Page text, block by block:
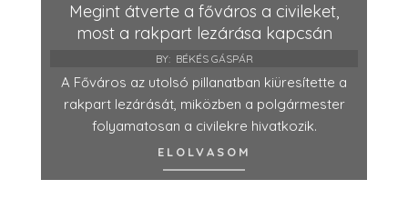
Megint átverte a főváros a civileket,
most a rakpart lezárása kapcsán
BY: BÉKÉS GÁSPÁR
A Főváros az utolsó pillanatban kiüresítette a
rakpart lezárását, miközben a polgármester
folyamatosan a civilekre hivatkozik.
ELOLVASOM